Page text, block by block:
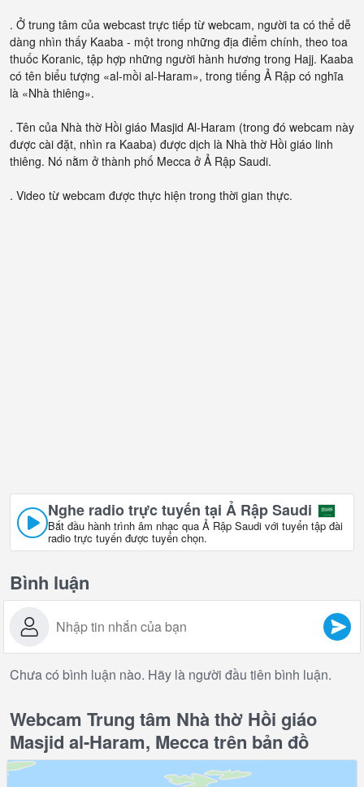
. Ở trung tâm của webcast trực tiếp từ webcam, người ta có thể dễ
dàng nhìn thấy Kaaba - một trong những địa điểm chính, theo toa
thuốc Koranic, tập hợp những người hành hương trong Hajj. Kaaba
có tên biểu tượng «al-mồi al-Haram», trong tiếng Ả Rập có nghĩa
là «Nhà thiêng».
. Tên của Nhà thờ Hồi giáo Masjid Al-Haram (trong đó webcam này
được cài đặt, nhìn ra Kaaba) được dịch là Nhà thờ Hồi giáo linh
thiêng. Nó nằm ở thành phố Mecca ở Ả Rập Saudi.
. Video từ webcam được thực hiện trong thời gian thực.
Nghe radio trực tuyến tại Ả Rập Saudi
Bắt đầu hành trình âm nhạc qua Ả Rập Saudi với tuyển tập đài
radio trực tuyến được tuyển chọn.
Bình luận
Chưa có bình luận nào. Hãy là người đầu tiên bình luận.
Webcam Trung tâm Nhà thờ Hồi giáo
Masjid al-Haram, Mecca trên bản đồ